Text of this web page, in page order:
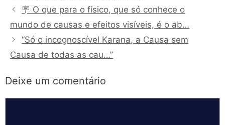
🪧 O que para o físico, que só conhece o
mundo de causas e efeitos visíveis, é o ab…
“Só o incognoscível Karana, a Causa sem
Causa de todas as cau…”
Deixe um comentário